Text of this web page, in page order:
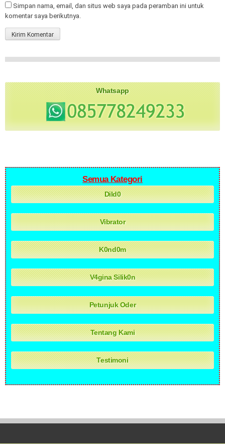
Simpan nama, email, dan situs web saya pada peramban ini untuk
komentar saya berikutnya.
Whatsapp
Semua Kategori
Dild0
Vibrator
K0nd0m
V4gina Silik0n
Petunjuk Oder
Tentang Kami
Testimoni